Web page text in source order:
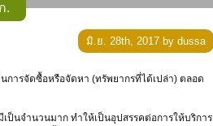
.
มิ.ย. 28th, 2017 by dussa
นจำนวนมาก ทำให้เป็นอุปสรรคต่อการให้บริการ